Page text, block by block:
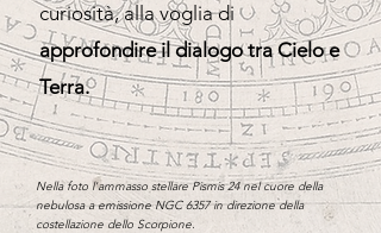
curiosità, alla voglia di
approfondire il dialogo tra Cielo e
Terra.
Nella foto l'ammasso stellare Pismis 24 nel cuore della
nebulosa a emissione NGC 6357 in direzione della
costellazione dello Scorpione.